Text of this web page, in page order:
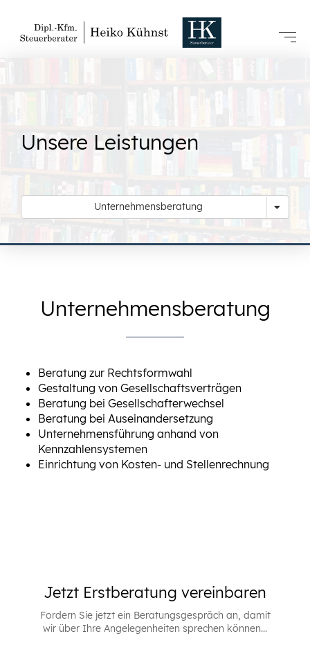
Unsere Leistungen
Unternehmensberatung
Unternehmensberatung
Beratung zur Rechtsformwahl
Gestaltung von Gesellschaftsverträgen
Beratung bei Gesellschafterwechsel
Beratung bei Auseinandersetzung
Unternehmensführung anhand von
Kennzahlensystemen
Einrichtung von Kosten- und Stellenrechnung
Jetzt Erstberatung vereinbaren
Fordern Sie jetzt ein Beratungsgespräch an, damit
wir über Ihre Angelegenheiten sprechen können...